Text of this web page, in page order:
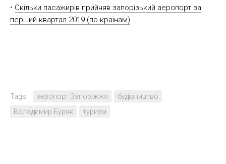
• Скільки пасажирів прийняв запорізький аеропорт за
перший квартал 2019 (по країнам)
Tags: аеропорт Запоріжжя
будівництво
Володимир Буряк
туризм